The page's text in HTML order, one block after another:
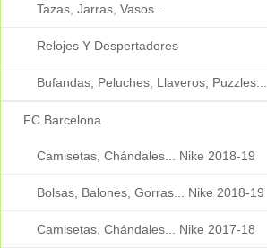
Tazas, Jarras, Vasos...
Relojes Y Despertadores
Bufandas, Peluches, Llaveros, Puzzles...
FC Barcelona
Camisetas, Chándales... Nike 2018-19
Bolsas, Balones, Gorras... Nike 2018-19
Camisetas, Chándales... Nike 2017-18